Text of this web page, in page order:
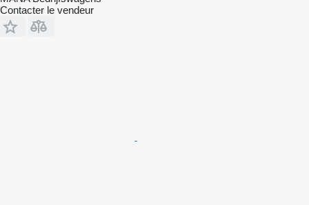
Contacter le vendeur